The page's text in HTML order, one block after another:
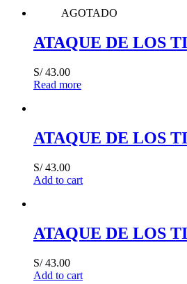
AGOTADO
ATAQUE DE LOS
S/43.00
Read more
ATAQUE DE LOS
S/43.00
Add to cart
ATAQUE DE LOS
S/43.00
Add to cart